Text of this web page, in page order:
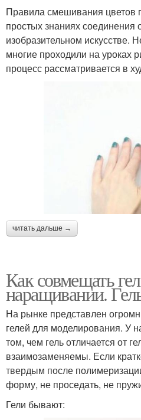
Правила смешивания цветов
простых знаниях соединения
изобразительном искусстве.
многие проходили на уроках
процесс рассматривается в
читать дальше →
Как совмещать
наращивании.
На рынке представлен
гелей для моделирования. У
том, чем гель отличается от
взаимозаменяемы. Если
твердым после
форму, не проседать, не
Гели бывают: